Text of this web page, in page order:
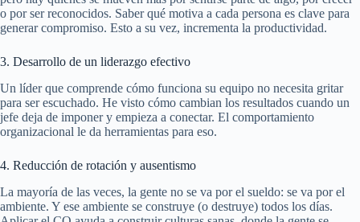
o por ser reconocidos. Saber qué motiva a cada persona es clave para
generar compromiso. Esto a su vez, incrementa la productividad.
3. Desarrollo de un liderazgo efectivo
Un líder que comprende cómo funciona su equipo no necesita gritar
para ser escuchado. He visto cómo cambian los resultados cuando un
jefe deja de imponer y empieza a conectar. El comportamiento
organizacional le da herramientas para eso.
4. Reducción de rotación y ausentismo
La mayoría de las veces, la gente no se va por el sueldo: se va por el
ambiente. Y ese ambiente se construye (o destruye) todos los días.